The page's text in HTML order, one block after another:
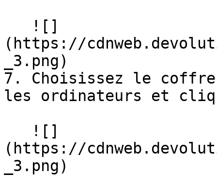
(https://
_3.png)
7. Choisissez le coffre
les ordinateurs et
(https://
_3.png)